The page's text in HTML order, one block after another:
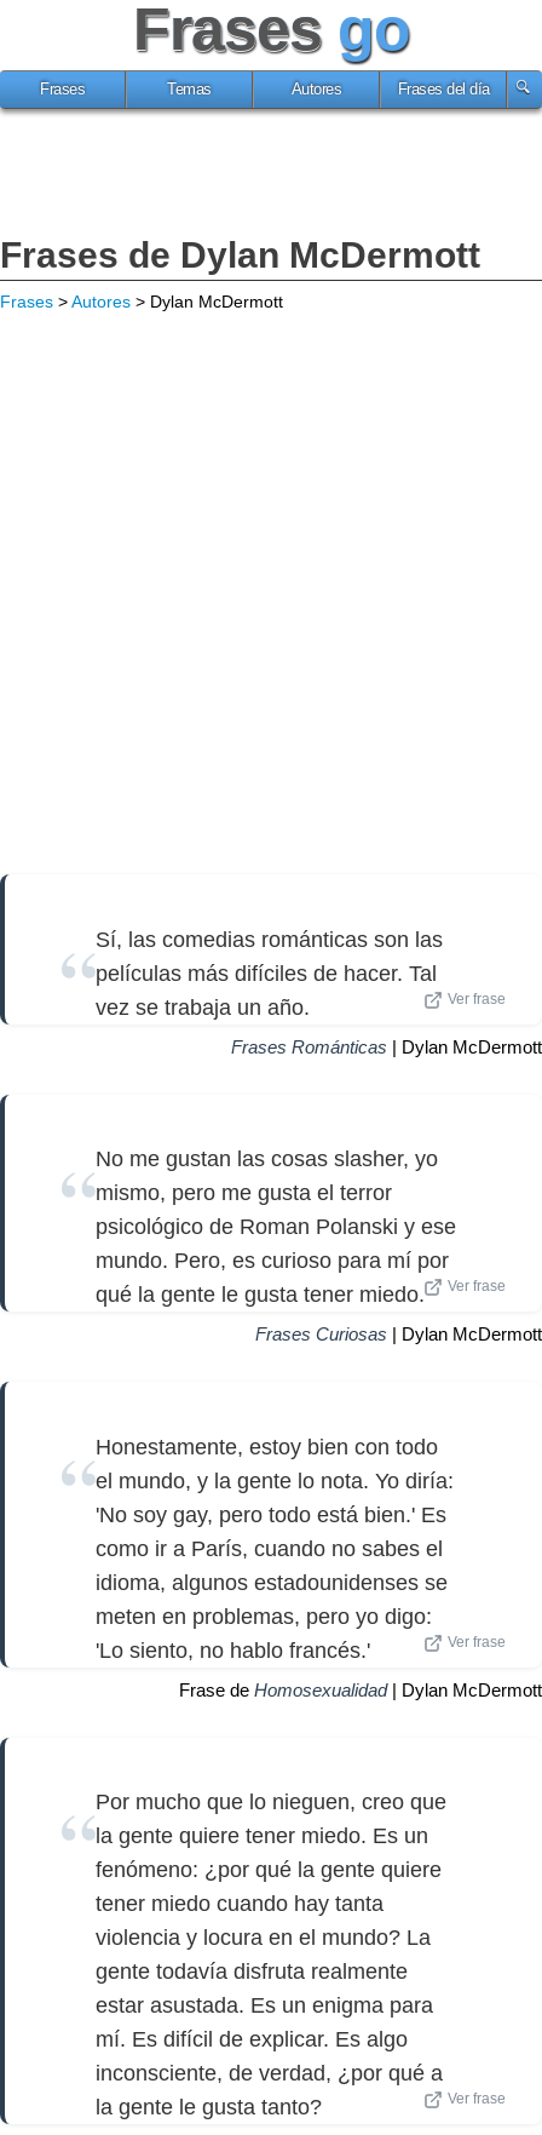
Frases go
Frases Temas Autores Frases del día
Frases de Dylan McDermott
Frases >Autores > Dylan McDermott
Sí, las comedias románticas son las
películas más difíciles de hacer. Tal
vez se trabaja un año.
Ver frase
Frases Románticas | Dylan McDermott
No me gustan las cosas slasher, yo
mismo, pero me gusta el terror
psicológico de Roman Polanski y ese
mundo. Pero, es curioso para mí por
qué la gente le gusta tener miedo.
Ver frase
Frases Curiosas | Dylan McDermott
Honestamente, estoy bien con todo
el mundo, y la gente lo nota. Yo diría:
'No soy gay, pero todo está bien.' Es
como ir a París, cuando no sabes el
idioma, algunos estadounidenses se
meten en problemas, pero yo digo:
'Lo siento, no hablo francés.'
Ver frase
Frase de Homosexualidad| Dylan McDermott
Por mucho que lo nieguen, creo que
la gente quiere tener miedo. Es un
fenómeno: ¿por qué la gente quiere
tener miedo cuando hay tanta
violencia y locura en el mundo? La
gente todavía disfruta realmente
estar asustada. Es un enigma para
mí. Es difícil de explicar. Es algo
inconsciente, de verdad, ¿por qué a
la gente le gusta tanto?
Ver frase